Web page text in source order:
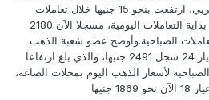
الأكثر مبيعا في مصر والوطن العربي، ارتفعت بنحو 15 جنيها خلال تعاملات
اليوم بمقارنة بأسعار الذهب في بداية التعاملات اليومية، مسجلا الآن 2180
جنيها في التعاملات الصباحية.وأوضح عضو شعبة الذهب
السابق، أن سعر جرام الذهب عيار 24 سجل 2491 جنيها، والذي بلغ ارتفاعا
الصباحية لأسعار الذهب اليوم بمحلات الصاغة،